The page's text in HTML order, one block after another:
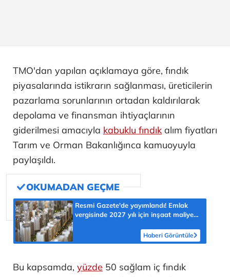
TMO'dan yapılan açıklamaya göre, fındık
piyasalarında istikrarın sağlanması, üreticilerin
pazarlama sorunlarının ortadan kaldırılarak
depolama ve finansman ihtiyaçlarının
giderilmesi amacıyla kabuklu fındık alım fiyatları
Tarım ve Orman Bakanlığınca kamuoyuyla
paylaşıldı.
Resmi Gazete'de yayımlandı! Emlak
vergisinde 2027 yılı için inşaat maliyet
Haberi Görüntüle
Bu kapsamda, yüzde 50 sağlam iç fındık